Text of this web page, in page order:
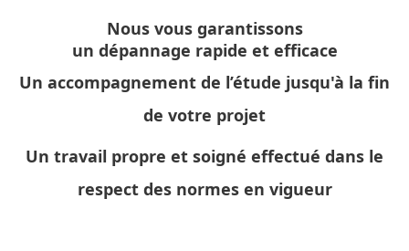
Nous vous garantissons
un dépannage rapide et efficace
Un accompagnement de l’étude jusqu'à la fin
de votre projet
Un travail propre et soigné effectué dans le
respect des normes en vigueur